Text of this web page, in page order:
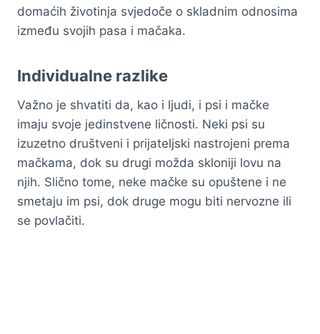
domaćih životinja svjedoče o skladnim odnosima
između svojih pasa i mačaka.
Individualne razlike
Važno je shvatiti da, kao i ljudi, i psi i mačke
imaju svoje jedinstvene ličnosti. Neki psi su
izuzetno društveni i prijateljski nastrojeni prema
mačkama, dok su drugi možda skloniji lovu na
njih. Slično tome, neke mačke su opuštene i ne
smetaju im psi, dok druge mogu biti nervozne ili
se povlačiti.